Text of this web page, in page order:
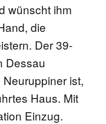
wünscht ihm
die
Der 39-
Dessau
ist,
Haus. Mit
Einzug.